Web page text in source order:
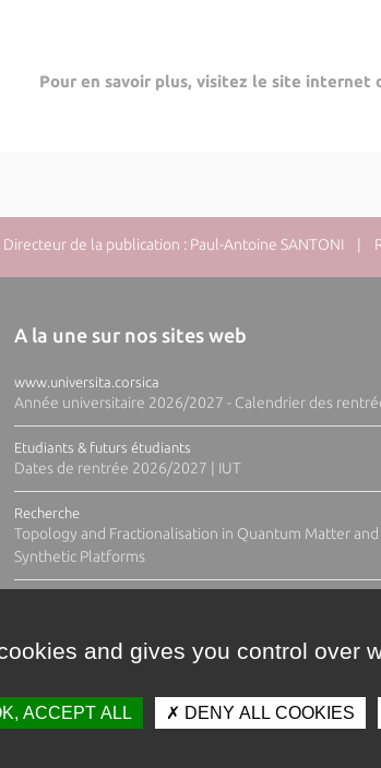
Pour en savoir plus, visitez le site internet
de la publication : Paul-Antoine SANTONI |
A la une sur nos sites web
www.universita.corsica
Année universitaire 2026/2027 - Calendrier des
Etudiants & futurs étudiants
Dates de rentrée 2026/2027 | IUT
Recherche
Topology and Fractionalisation in Quantum Matter and
Synthetic Platforms
and gives you control over
ACCEPT ALL DENY ALL COOKIES